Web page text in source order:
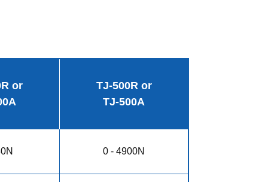
or
TJ-500R or
TJ-500A
0 - 4900N